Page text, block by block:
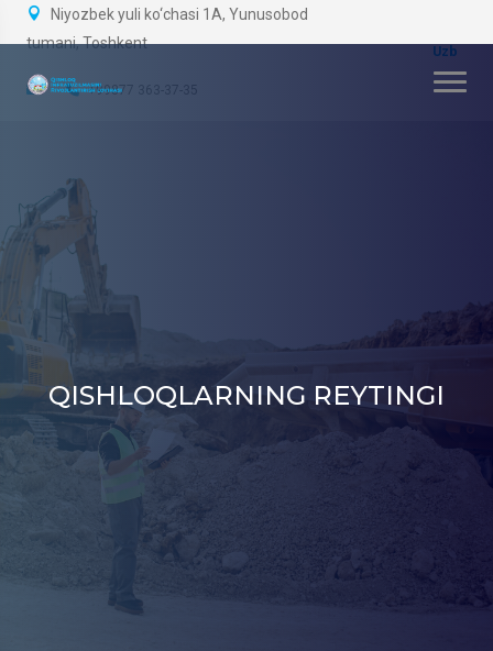
Niyozbek yuli ko‘chasi 1A, Yunusobod
tumani, Toshkent
+99877 363-37-35
QISHLOQLARNING REYTINGI